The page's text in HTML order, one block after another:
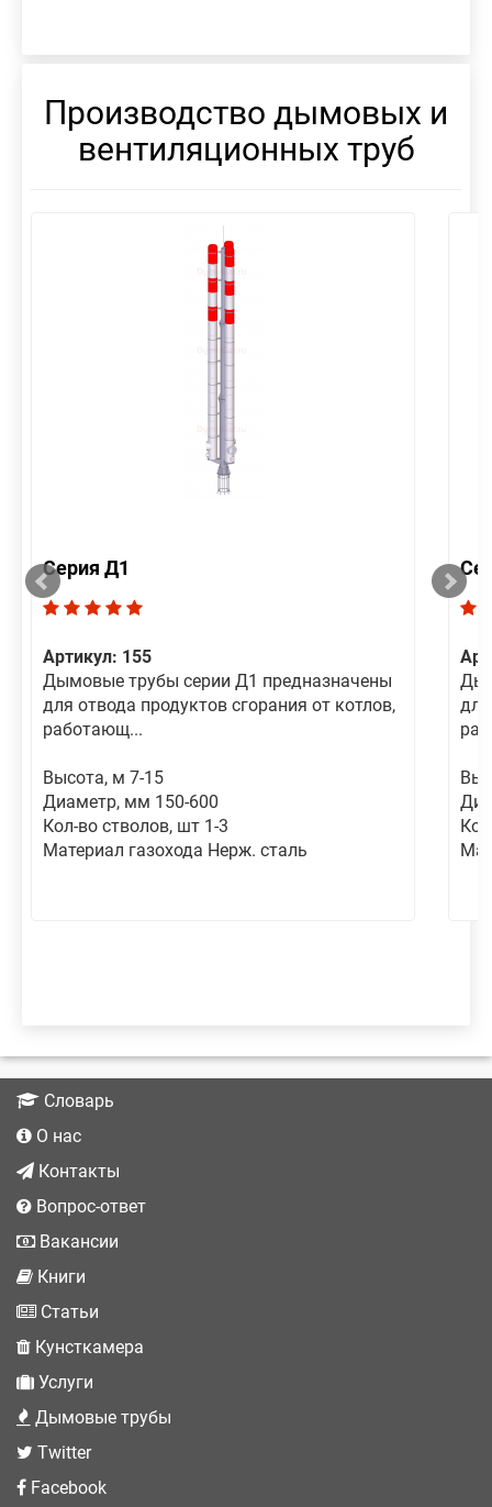
Производство дымовых и
вентиляционных труб
Серия Д1
Артикул: 155
Дымовые трубы серии Д1 предназначены
для отвода продуктов сгорания от котлов,
работающ...
Высота, м 7-15
Диаметр, мм 150-600
Кол-во стволов, шт 1-3
Материал газохода Нерж. сталь
Словарь
О нас
Контакты
Вопрос-ответ
Вакансии
Книги
Статьи
Кунсткамера
Услуги
Дымовые трубы
Twitter
Facebook